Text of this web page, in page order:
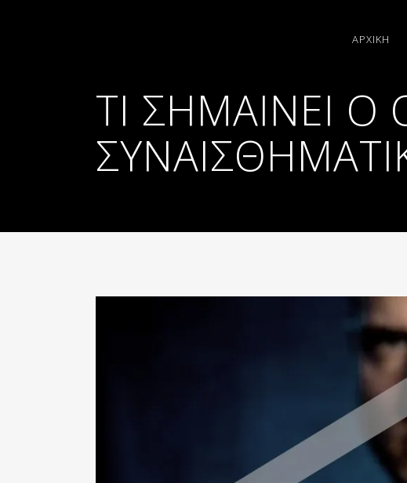
ΑΡΧΙΚΗ
ΤΙ ΣΗΜΑΊΝΕΙ